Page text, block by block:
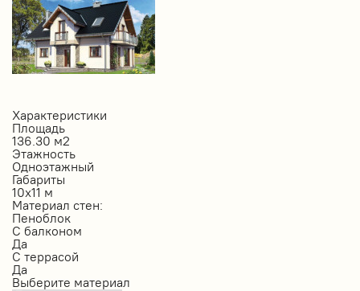
Характеристики
Площадь
136.30 м2
Этажность
Одноэтажный
Габариты
10х11 м
Материал стен:
Пеноблок
С балконом
Да
С террасой
Да
Выберите материал